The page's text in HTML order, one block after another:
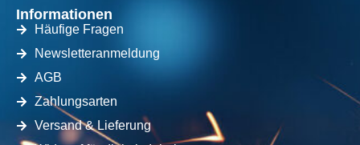
Informationen
Häufige Fragen
Newsletteranmeldung
AGB
Zahlungsarten
Versand & Lieferung